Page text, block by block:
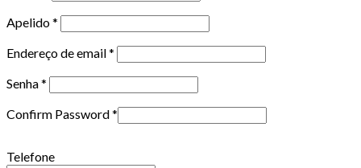
Apelido*
Endereço de email*
Senha*
Confirm Password*
Telefone